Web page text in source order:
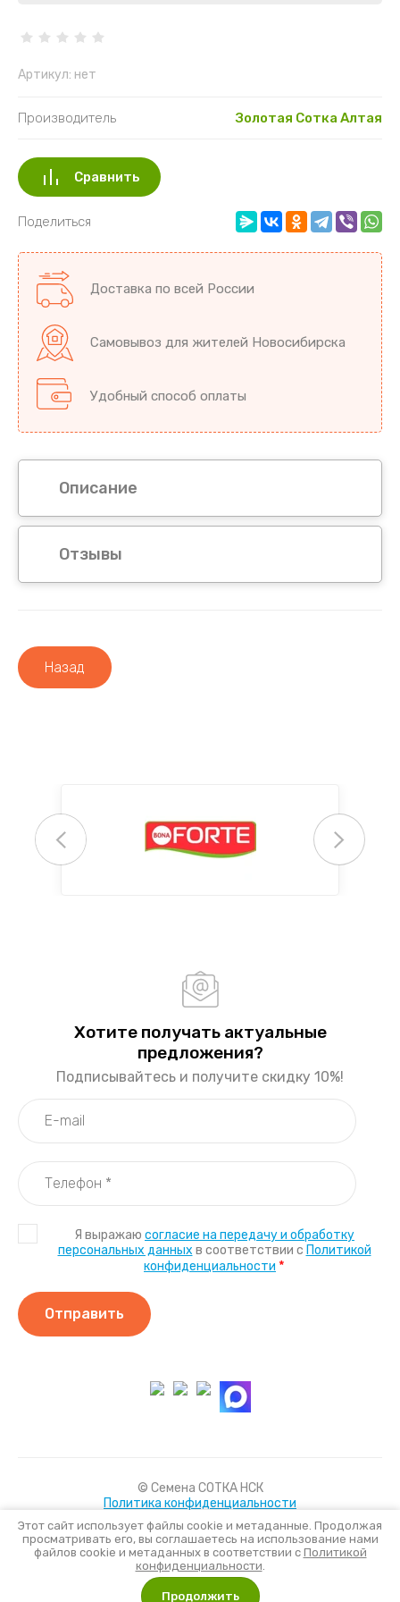
Фасоль
Артикул: нет
Производитель Золотая Сотка Алтая
Сравнить
Поделиться
Доставка по всей России
Самовывоз для жителей Новосибирска
Удобный способ оплаты
Описание
Отзывы
Назад
Сравнение 0 Корзина
Хотите получать актуальные
предложения?
Подписывайтесь и получите скидку 10%!
Я выражаю согласие на передачу и обработку
персональных данных в соответствии с Политикой
конфиденциальности *
Отправить
© Семена СОТКА НСК
Политика конфиденциальности
Создать сайтв Мегагрупп.ру
Этот сайт использует файлы cookie и метаданные. Продолжая
просматривать его, вы соглашаетесь на использование нами
файлов cookie и метаданных в соответствии с Политикой
конфиденциальности.
Продолжить